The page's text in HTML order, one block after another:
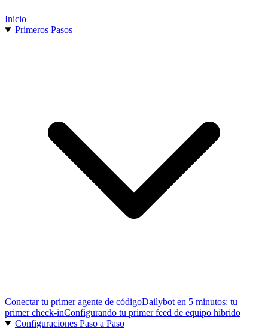
Inicio
Primeros Pasos
Conectar tu primer agente de códigoDailybot en 5 minutos: tu
primer check-inConfigurando tu primer feed de equipo híbrido
Configuraciones Paso a Paso